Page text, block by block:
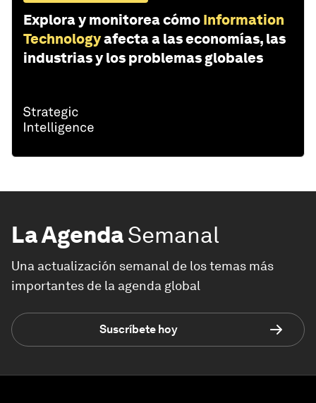
Explora y monitorea cómo Information
Technologyafecta a las economías, las
industrias y los problemas globales
La AgendaSemanal
Una actualización semanal de los temas más
importantes de la agenda global
Suscríbete hoy